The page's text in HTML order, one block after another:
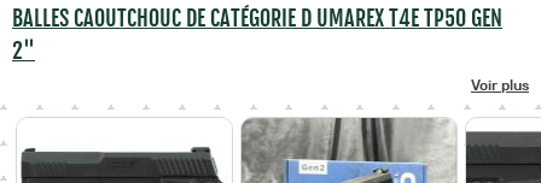
BALLES CAOUTCHOUC DE CATÉGORIE D UMAREX T4E TP50 GEN
2"
Voir plus